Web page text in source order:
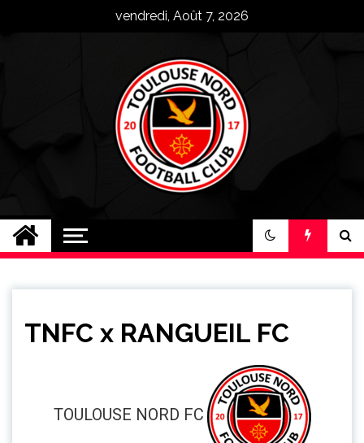
vendredi, Août 7, 2026
Toulouse Nord FC
Plus qu'un club, une famille !
TNFC x RANGUEIL FC
TOULOUSE NORD FC